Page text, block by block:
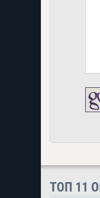
ТОП 11